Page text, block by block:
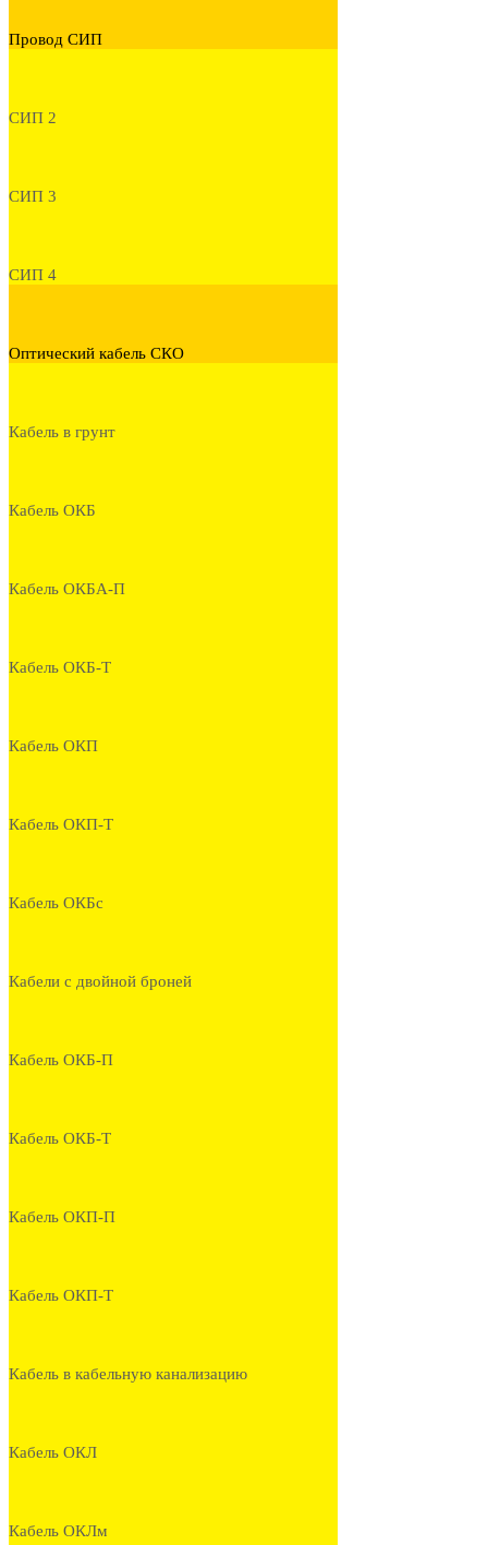
Провод СИП
СИП 2
СИП 3
СИП 4
Оптический кабель СКО
Кабель в грунт
Кабель ОКБ
Кабель ОКБА-П
Кабель ОКБ-Т
Кабель ОКП
Кабель ОКП-Т
Кабель ОКБс
Кабели с двойной броней
Кабель ОКБ-П
Кабель ОКБ-Т
Кабель ОКП-П
Кабель ОКП-Т
Кабель в кабельную канализацию
Кабель ОКЛ
Кабель ОКЛм